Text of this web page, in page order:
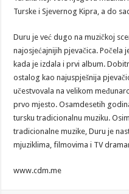
Turske i Sjevernog Kipra, a do
Duru je već dugo na muzičkoj
najosjećajnijih pjevačica. Počela
kada je izdala i prvi album.
ostalog kao najuspješnija
učestvovala na velikom
prvo mjesto. Osamdesetih
tursku tradicionalnu muziku.
tradicionalne muzike, Duru je
mjuziklima, filmovima i TV
www.cdm.me